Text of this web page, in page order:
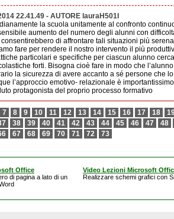
22.41.49 - AUTORE lauraH501I
la scuola unitamente al confronto
aumento del numero degli alunni con
di affrontare tali situazioni più
fare per rendere il nostro intervento il più
particolari e specifiche per ciascun alunno
forti. Bisogna cioè fare in modo che
la sicurezza di avere accanto a sé persone che
l’approccio emotivo- relazionale è
protagonista del proprio processo formativo
7 8 9 10 11 12 13 14 15 16 17 18
38 39 40 41 42 43 44 45 46 47 48
67 68 69 70 71 72 73
Office
di pagina a lato di un
Video Lezioni Microsoft
Realizzare schemi grafici con